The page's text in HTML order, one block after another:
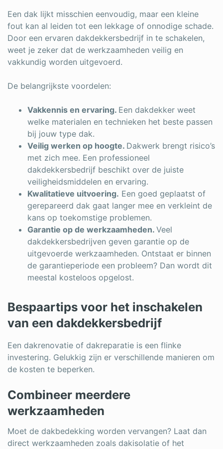
Een dak lijkt misschien eenvoudig, maar een kleine
fout kan al leiden tot een lekkage of onnodige schade.
Door een ervaren dakdekkersbedrijf in te schakelen,
weet je zeker dat de werkzaamheden veilig en
vakkundig worden uitgevoerd.
De belangrijkste voordelen:
Vakkennis en ervaring. Een dakdekker weet
welke materialen en technieken het beste passen
bij jouw type dak.
Veilig werken op hoogte. Dakwerk brengt risico’s
met zich mee. Een professioneel
dakdekkersbedrijf beschikt over de juiste
veiligheidsmiddelen en ervaring.
Kwalitatieve uitvoering. Een goed geplaatst of
gerepareerd dak gaat langer mee en verkleint de
kans op toekomstige problemen.
Garantie op de werkzaamheden. Veel
dakdekkersbedrijven geven garantie op de
uitgevoerde werkzaamheden. Ontstaat er binnen
de garantieperiode een probleem? Dan wordt dit
meestal kosteloos opgelost.
Bespaartips voor het inschakelen
van een dakdekkersbedrijf
Een dakrenovatie of dakreparatie is een flinke
investering. Gelukkig zijn er verschillende manieren om
de kosten te beperken.
Combineer meerdere
werkzaamheden
Moet de dakbedekking worden vervangen? Laat dan
direct werkzaamheden zoals dakisolatie of het